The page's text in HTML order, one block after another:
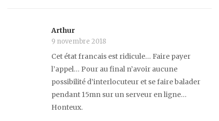
Arthur
9 novembre 2018
Cet état francais est ridicule… Faire payer
l’appel… Pour au final n’avoir aucune
possibilité d’interlocuteur et se faire balader
pendant 15mn sur un serveur en ligne…
Honteux.